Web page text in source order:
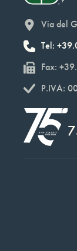
Via del
Tel:
Fax:
P.IVA: